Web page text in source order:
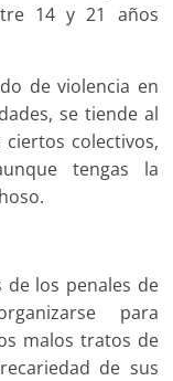
14 y 21 años
de violencia en
se tiende al
colectivos,
tengas la
de los penales de
para
malos tratos de
de sus